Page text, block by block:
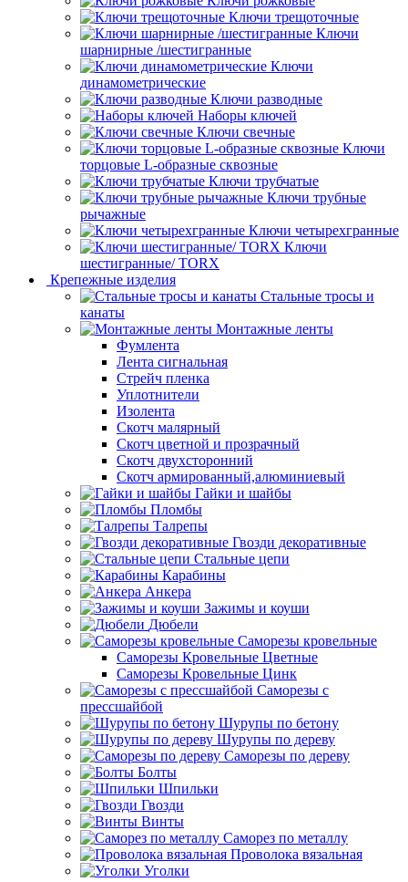
Ключи трещоточные
Ключи
шарнирные /шестигранные
Ключи
динамометрические
Ключи разводные
Наборы ключей
Ключи свечные
Ключи
торцовые L-образные сквозные
Ключи трубчатые
Ключи трубные
рычажные
Ключи четырехгранные
Ключи
шестигранные/ TORX
Крепежные изделия
Стальные тросы и
канаты
Монтажные ленты
Фумлента
Лента сигнальная
Стрейч пленка
Уплотнители
Изолента
Скотч малярный
Скотч цветной и прозрачный
Скотч двухсторонний
Скотч армированный,алюминиевый
Гайки и шайбы
Пломбы
Талрепы
Гвозди декоративные
Стальные цепи
Карабины
Анкера
Зажимы и коуши
Дюбели
Саморезы кровельные
Саморезы Кровельные Цветные
Саморезы Кровельные Цинк
Саморезы с
прессшайбой
Шурупы по бетону
Шурупы по дереву
Саморезы по дереву
Болты
Шпильки
Гвозди
Винты
Саморез по металлу
Проволока вязальная
Уголки